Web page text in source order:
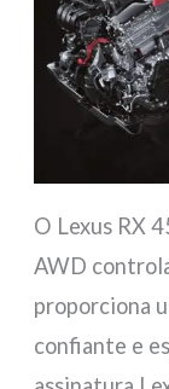
O Lexus RX
AWD
proporciona
confiante e